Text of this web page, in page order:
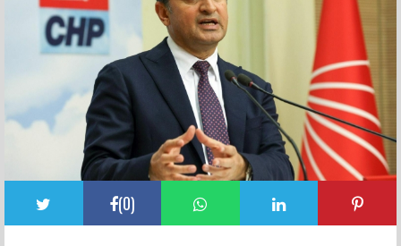
(0)